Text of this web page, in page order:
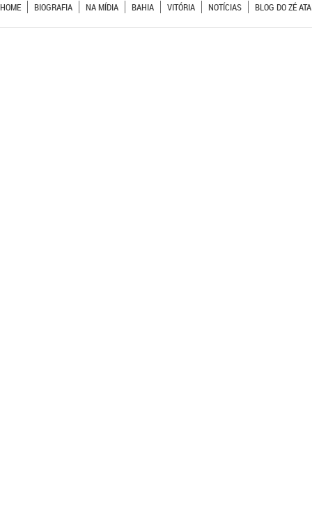
HOME BIOGRAFIA NA MÍDIA BAHIA VITÓRIA NOTÍCIAS BLOG DO ZÉ